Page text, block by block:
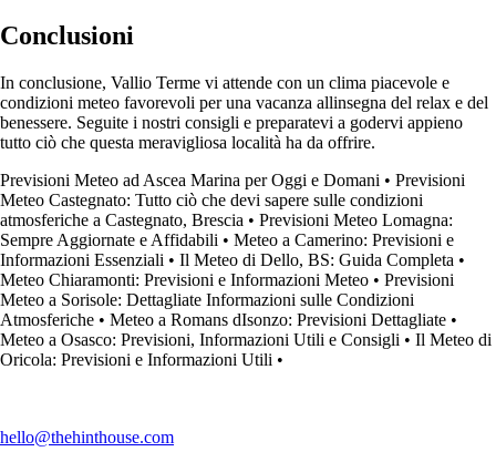
Conclusioni
In conclusione, Vallio Terme vi attende con un clima piacevole e
condizioni meteo favorevoli per una vacanza allinsegna del relax e del
benessere. Seguite i nostri consigli e preparatevi a godervi appieno
tutto ciò che questa meravigliosa località ha da offrire.
Previsioni Meteo ad Ascea Marina per Oggi e Domani • Previsioni
Meteo Castegnato: Tutto ciò che devi sapere sulle condizioni
atmosferiche a Castegnato, Brescia • Previsioni Meteo Lomagna:
Sempre Aggiornate e Affidabili • Meteo a Camerino: Previsioni e
Informazioni Essenziali • Il Meteo di Dello, BS: Guida Completa •
Meteo Chiaramonti: Previsioni e Informazioni Meteo • Previsioni
Meteo a Sorisole: Dettagliate Informazioni sulle Condizioni
Atmosferiche • Meteo a Romans dIsonzo: Previsioni Dettagliate •
Meteo a Osasco: Previsioni, Informazioni Utili e Consigli • Il Meteo di
Oricola: Previsioni e Informazioni Utili •
hello@thehinthouse.com